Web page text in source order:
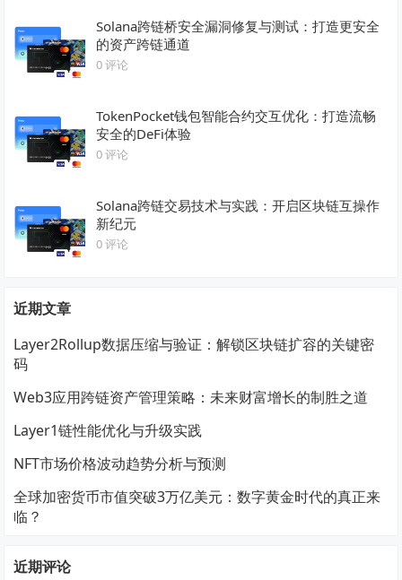
Solana跨链桥安全漏洞修复与测试：打造更安全
的资产跨链通道
0 评论
TokenPocket钱包智能合约交互优化：打造流畅
安全的DeFi体验
0 评论
Solana跨链交易技术与实践：开启区块链互操作
新纪元
0 评论
近期文章
Layer2Rollup数据压缩与验证：解锁区块链扩容的关键密
码
Web3应用跨链资产管理策略：未来财富增长的制胜之道
Layer1链性能优化与升级实践
NFT市场价格波动趋势分析与预测
全球加密货币市值突破3万亿美元：数字黄金时代的真正来
临？
近期评论